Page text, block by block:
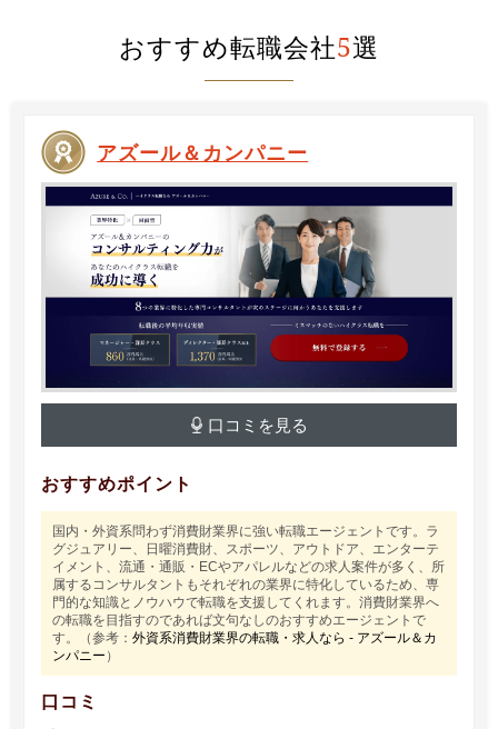
おすすめ転職会社5選
アズール＆カンパニー
口コミを見る
おすすめポイント
国内・外資系問わず消費財業界に強い転職エージェントです。ラ
グジュアリー、日曜消費財、スポーツ、アウトドア、エンターテ
イメント、流通・通販・ECやアパレルなどの求人案件が多く、所
属するコンサルタントもそれぞれの業界に特化しているため、専
門的な知識とノウハウで転職を支援してくれます。消費財業界へ
の転職を目指すのであれば文句なしのおすすめエージェントで
す。（参考：外資系消費財業界の転職・求人なら - アズール＆カ
ンパニー ）
口コミ